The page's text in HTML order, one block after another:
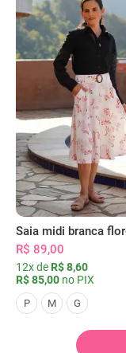
R$ 89,00
12x de R$ 8,60
R$ 85,00 no PIX
P M G